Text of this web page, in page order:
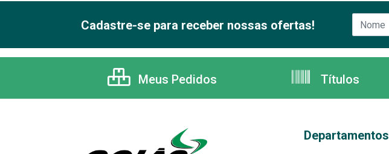
Cadastre-se para receber nossas ofertas!
Meus Pedidos Títulos
Departamentos